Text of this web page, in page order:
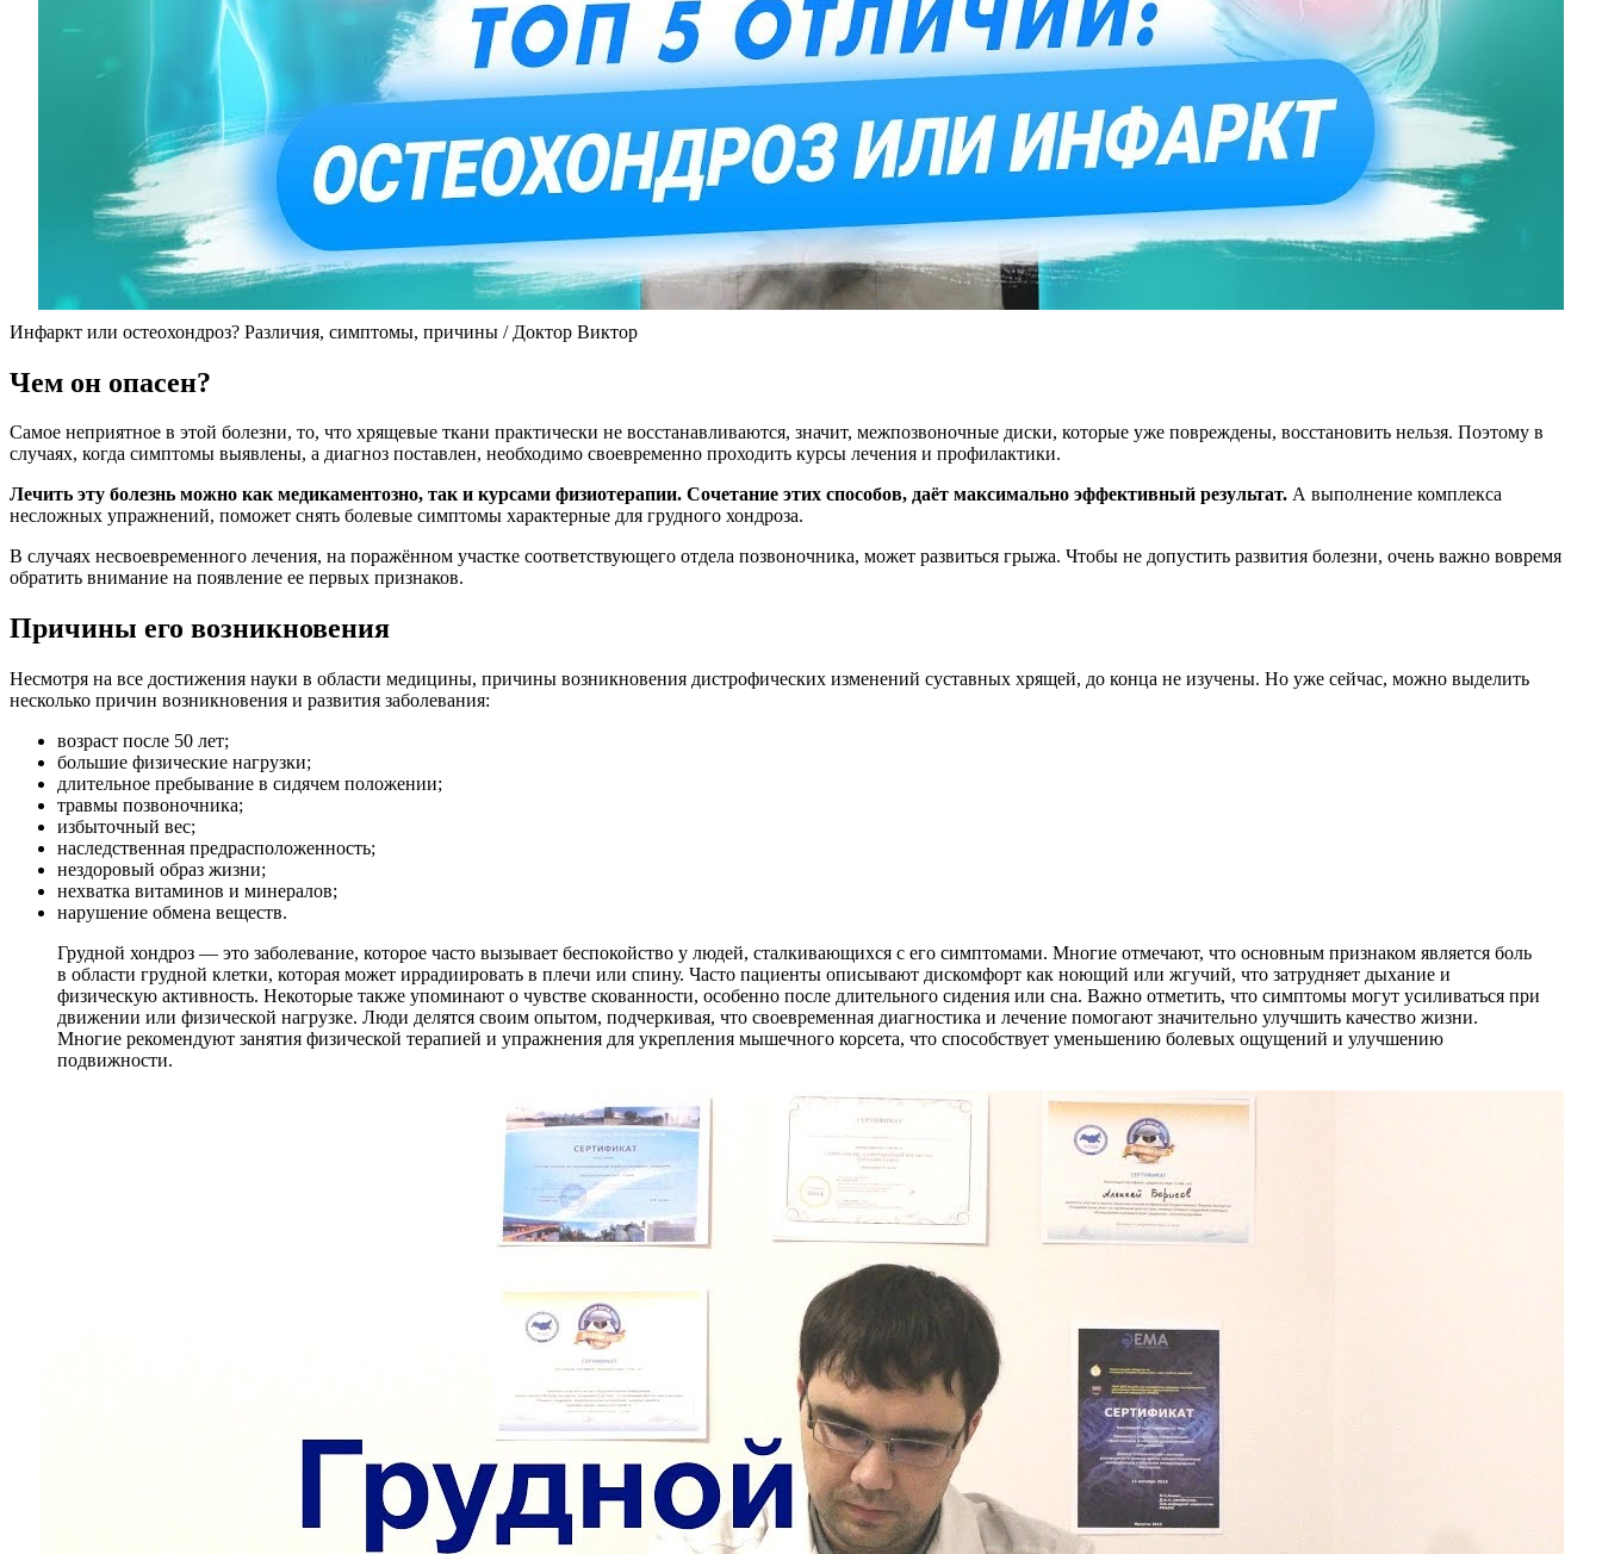
Инфаркт или остеохондроз? Различия, симптомы, причины / Доктор Виктор
Чем он опасен?
Самое неприятное в этой болезни, то, что хрящевые ткани практически не восстанавливаются, значит, межпозвоночные диски, которые уже повреждены, восстановить нельзя. Поэтому в
случаях, когда симптомы выявлены, а диагноз поставлен, необходимо своевременно проходить курсы лечения и профилактики.
Лечить эту болезнь можно как медикаментозно, так и курсами физиотерапии. Сочетание этих способов, даёт максимально эффективный результат. А выполнение комплекса
несложных упражнений, поможет снять болевые симптомы характерные для грудного хондроза.
В случаях несвоевременного лечения, на поражённом участке соответствующего отдела позвоночника, может развиться грыжа. Чтобы не допустить развития болезни, очень важно вовремя
обратить внимание на появление ее первых признаков.
Причины его возникновения
Несмотря на все достижения науки в области медицины, причины возникновения дистрофических изменений суставных хрящей, до конца не изучены. Но уже сейчас, можно выделить
несколько причин возникновения и развития заболевания:
возраст после 50 лет;
большие физические нагрузки;
длительное пребывание в сидячем положении;
травмы позвоночника;
избыточный вес;
наследственная предрасположенность;
нездоровый образ жизни;
нехватка витаминов и минералов;
нарушение обмена веществ.
Грудной хондроз — это заболевание, которое часто вызывает беспокойство у людей, сталкивающихся с его симптомами. Многие отмечают, что основным признаком является боль
в области грудной клетки, которая может иррадиировать в плечи или спину. Часто пациенты описывают дискомфорт как ноющий или жгучий, что затрудняет дыхание и
физическую активность. Некоторые также упоминают о чувстве скованности, особенно после длительного сидения или сна. Важно отметить, что симптомы могут усиливаться при
движении или физической нагрузке. Люди делятся своим опытом, подчеркивая, что своевременная диагностика и лечение помогают значительно улучшить качество жизни.
Многие рекомендуют занятия физической терапией и упражнения для укрепления мышечного корсета, что способствует уменьшению болевых ощущений и улучшению
подвижности.